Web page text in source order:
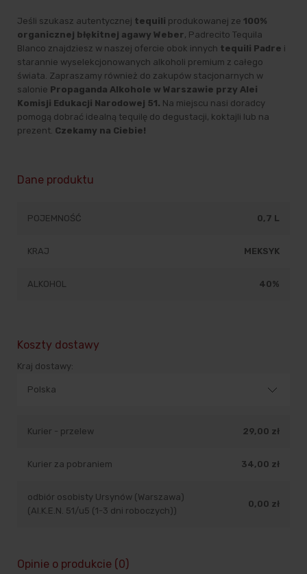
Jeśli szukasz autentycznej tequili produkowanej ze 100%
organicznej błękitnej agawy Weber, Padrecito Tequila
Blanco znajdziesz w naszej ofercie obok innych tequili Padre i
starannie wyselekcjonowanych alkoholi premium z całego
świata. Zapraszamy również do zakupów stacjonarnych w
salonie Propaganda Alkohole w Warszawie przy Alei
Komisji Edukacji Narodowej 51. Na miejscu nasi doradcy
pomogą dobrać idealną tequilę do degustacji, koktajli lub na
prezent. Czekamy na Ciebie!
Dane produktu
POJEMNOŚĆ 0,7 L
KRAJ MEKSYK
ALKOHOL 40%
Koszty dostawy
Kraj dostawy:
Kurier - przelew 29,00 zł
Kurier za pobraniem 34,00 zł
odbiór osobisty Ursynów (Warszawa)
(Al.K.E.N. 51/u5 (1-3 dni roboczych))
0,00 zł
Opinie o produkcie (0)